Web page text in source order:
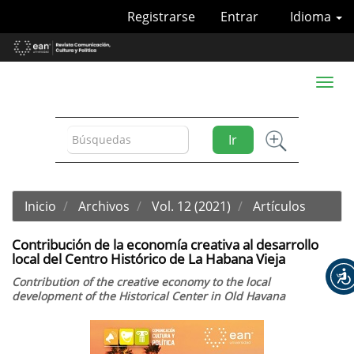
Contenido
principal
Idioma
Registrarse Entrar
Ir
Toggle
Inicio Archivos Vol. 12 (2021) Artículos
Contribución de la economía creativa al desarrollo
local del Centro Histórico de La Habana Vieja
Contribution of the creative economy to the local
development of the Historical Center in Old Havana